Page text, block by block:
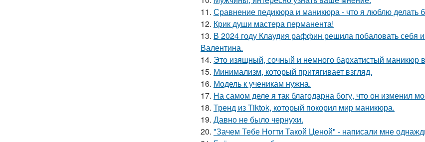
11. Сравнение педикюра и маникюра - что я люблю делать
12. Крик души мастера перманента!
13. В 2024 году Клаудия раффин решила побаловать себя
Валентина.
14. Это изящный, сочный и немного бархатистый маникюр
15. Минимализм, который притягивает взгляд.
16. Модель к ученикам нужна.
17. На самом деле я так благодарна богу, что он изменил
18. Тренд из Tiktok, который покорил мир маникюра.
19. Давно не было чернухи.
20. "Зачем Тебе Ногти Такой Ценой" - написали мне